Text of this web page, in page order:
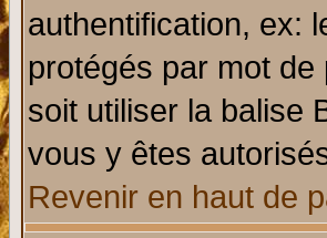
authentification, ex:
protégés par mot
soit utiliser la balise
vous y êtes
Revenir en haut de